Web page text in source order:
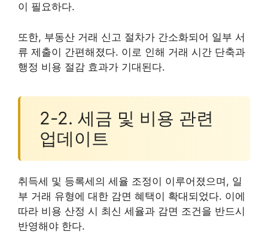
이 필요하다.
또한, 부동산 거래 신고 절차가 간소화되어 일부 서
류 제출이 간편해졌다. 이로 인해 거래 시간 단축과
행정 비용 절감 효과가 기대된다.
2-2. 세금 및 비용 관련
업데이트
취득세 및 등록세의 세율 조정이 이루어졌으며, 일
부 거래 유형에 대한 감면 혜택이 확대되었다. 이에
따라 비용 산정 시 최신 세율과 감면 조건을 반드시
반영해야 한다.